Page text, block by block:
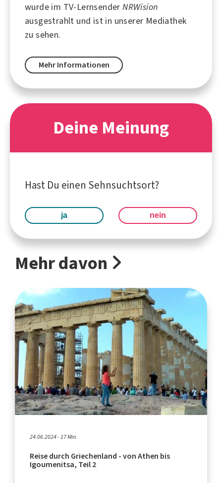
wurde im TV-LernsenderNRWision
ausgestrahlt und ist in unserer Mediathek
zu sehen.
Mehr Informationen
Deine Meinung
Hast Du einen Sehnsuchtsort?
ja nein
Mehr davon
24.06.2024 - 17 Min.
Reise durch Griechenland - von Athen bis
Igoumenitsa, Teil 2